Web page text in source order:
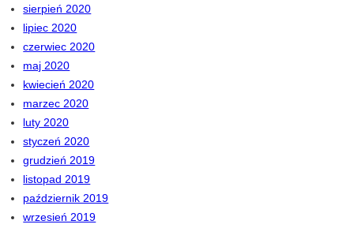
sierpień 2020
lipiec 2020
czerwiec 2020
maj 2020
kwiecień 2020
marzec 2020
luty 2020
styczeń 2020
grudzień 2019
listopad 2019
październik 2019
wrzesień 2019